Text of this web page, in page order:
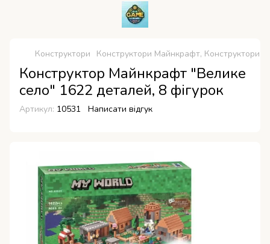
Конструктори Конструктори Майнкрафт, Конструктори
Конструктор Майнкрафт "Велике
село" 1622 деталей, 8 фігурок
Артикул: 10531 Написати відгук